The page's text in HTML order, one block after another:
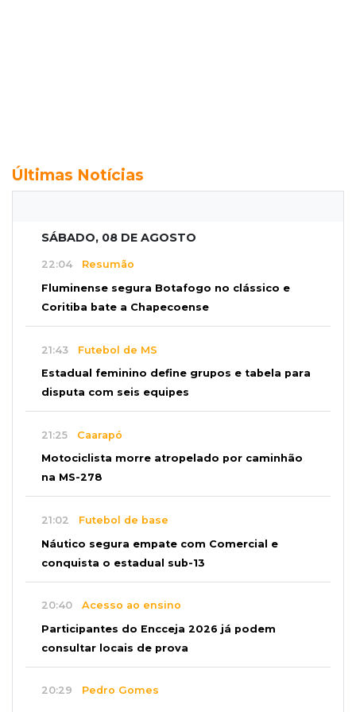
Últimas Notícias
SÁBADO, 08 DE AGOSTO
22:04 Resumão
Fluminense segura Botafogo no clássico e
Coritiba bate a Chapecoense
21:43 Futebol de MS
Estadual feminino define grupos e tabela para
disputa com seis equipes
21:25 Caarapó
Motociclista morre atropelado por caminhão
na MS-278
21:02 Futebol de base
Náutico segura empate com Comercial e
conquista o estadual sub-13
20:40 Acesso ao ensino
Participantes do Encceja 2026 já podem
consultar locais de prova
20:29 Pedro Gomes